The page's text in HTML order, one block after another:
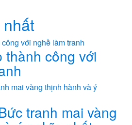
thành công với
tranh mai vàng